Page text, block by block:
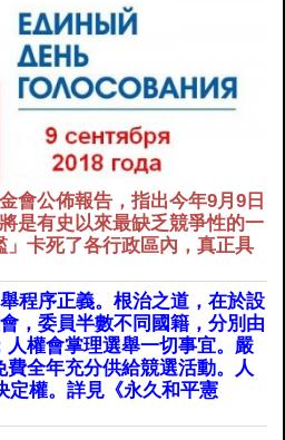
會公佈報告，指出今年9月9日
是有史以來最缺乏競爭性的一
」卡死了各行政區內，真正具
程序正義。根治之道，在於設
，委員半數不同國籍，分別由
人權會掌理選舉一切事宜。嚴
全年充分供給競選活動。人
定權。詳見《永久和平憲